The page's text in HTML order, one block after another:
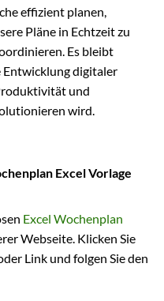
effizient planen,
Pläne in Echtzeit zu
Es bleibt
Entwicklung digitaler
und
wird.
Excel Vorlage
Excel Wochenplan
Webseite. Klicken Sie
Link und folgen Sie den